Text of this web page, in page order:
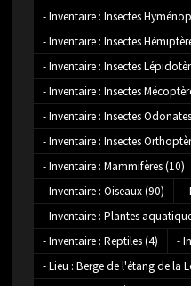
- Inventaire : Insectes
- Inventaire : Insectes
- Inventaire : Insectes
- Inventaire : Insectes
- Inventaire : Insectes
- Inventaire : Insectes
- Inventaire : Mammifères(10)
- Inventaire : Oiseaux(90) -
- Inventaire : Plantes
- Inventaire : Reptiles(4) -
- Lieu : Berge de l'étang de la